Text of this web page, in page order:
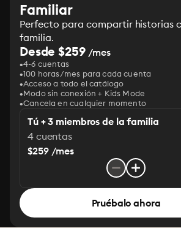
Familiar
Perfecto para compartir historias
familia.
Desde $259/mes
4-6 cuentas
100 horas/mes para cada cuenta
Acceso a todo el catálogo
Modo sin conexión + Kids Mode
Cancela en cualquier momento
Tú + 3 miembros de la familia
4 cuentas
$259 /mes
Pruébalo ahora